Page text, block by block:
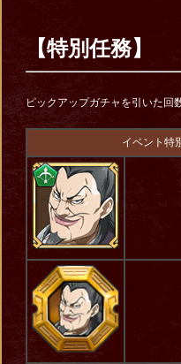
【特別任務】
ピックアップガチャを引いた回
イベント特